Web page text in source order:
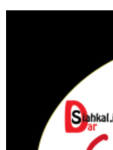
استان گیلان
پلتفرم‌ها منتشر شد
سیاهکل